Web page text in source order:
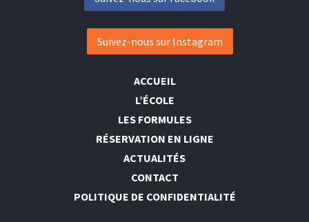
Suivez-nous sur Instagram
ACCUEIL
L’ÉCOLE
LES FORMULES
RÉSERVATION EN LIGNE
ACTUALITÉS
CONTACT
POLITIQUE DE CONFIDENTIALITÉ